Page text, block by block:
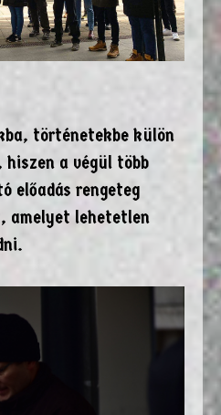
történetekbe külön
a végül több
előadás rengeteg
amelyet lehetetlen